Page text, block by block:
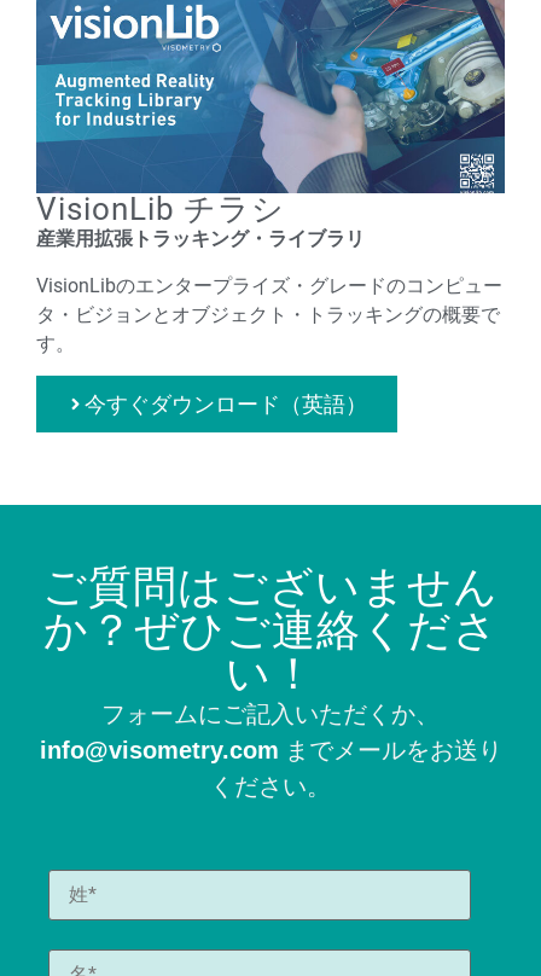
VisionLib チラシ
産業用拡張トラッキング・ライブラリ
VisionLibのエンタープライズ・グレードのコンピュー
タ・ビジョンとオブジェクト・トラッキングの概要で
す。
今すぐダウンロード（英語）
ご質問はございません
か？ぜひご連絡くださ
い！
フォームにご記入いただくか、
info@visometry.com までメールをお送り
ください。